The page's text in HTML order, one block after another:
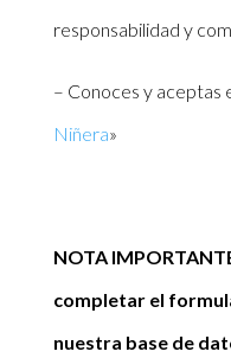
responsabilidad y
– Conoces y aceptas
Niñera»
NOTA
completar el
nuestra base de